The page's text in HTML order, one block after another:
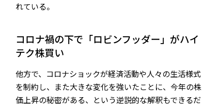
れている。
コロナ禍の下で「ロビンフッダー」がハイ
テク株買い
他方で、コロナショックが経済活動や人々の生活様式
を制約し、また大きな変化を強いたことに、今年の株
価上昇の秘密がある、という逆説的な解釈もできるだ